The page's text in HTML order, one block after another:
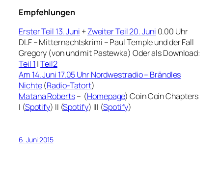
Empfehlungen
Erster Teil 13. Juni +Zweiter Teil 20. Juni 0.00 Uhr
DLF – Mitternachtskrimi – Paul Temple und der Fall
Gregory (von und mit Pastewka) Oder als Download:
Teil 1|Teil2
Am 14. Juni 17.05 Uhr Nordwestradio – Brändles
Nichte(Radio-Tatort)
Matana Roberts– (Homepage) Coin Coin Chapters
I (Spotify) II (Spotify) III (Spotify)
6. Juni 2015